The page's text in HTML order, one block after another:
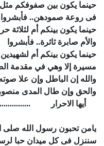
حينما يكون بين صفوفكم
فى روعة صمودهن.. فأبشروا
حينما يكون بينكم أم لثلاثة
والأم صابرة ثائرة.. فأبشروا
حينما يكون بينكم أم
مسيرة إلا وهي في مقدمة
والله إن الباطل وإن علا
والحق وإن طال المدى
أيها الاحرار
يامن تحبون رسول الله صلى
سننزل فى كل ميدان حبا